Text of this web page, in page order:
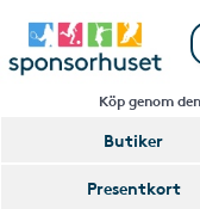
Köp genom
Butiker
Presentkort